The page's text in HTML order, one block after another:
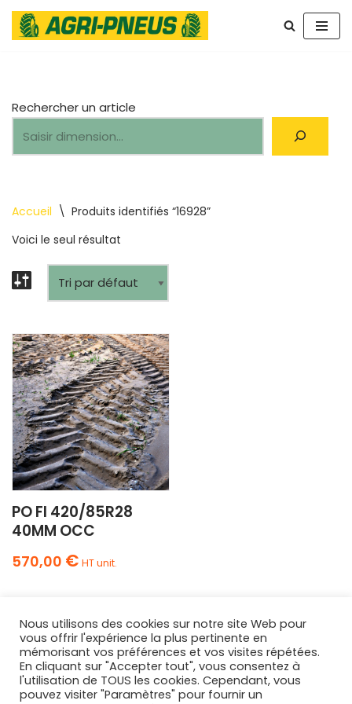
Aller
Accueil \ Produits identifiés “16928”
Voici le seul résultat
PO FI 420/85R28
40MM OCC
570,00 € HT unit.
Rechercher un article
AGRIPNEUS
Nous utilisons des cookies sur notre site Web pour
vous offrir l'expérience la plus pertinente en
mémorisant vos préférences et vos visites répétées.
En cliquant sur "Accepter tout", vous consentez à
l'utilisation de TOUS les cookies. Cependant, vous
pouvez visiter "Paramètres" pour fournir un